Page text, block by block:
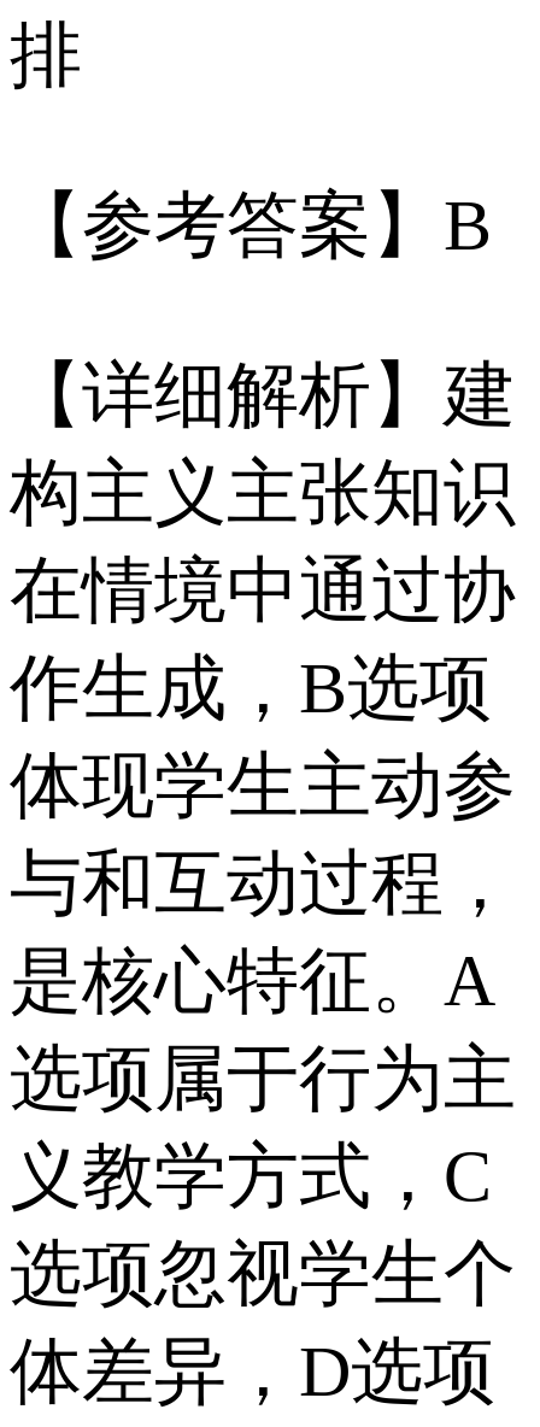
排
【参考答案】B
【详细解析】建
构主义主张知识
在情境中通过协
作生成，B选项
体现学生主动参
与和互动过程，
是核心特征。A
选项属于行为主
义教学方式，C
选项忽视学生个
体差异，D选项